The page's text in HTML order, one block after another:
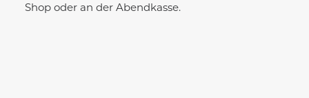
Shop oder an der Abendkasse.